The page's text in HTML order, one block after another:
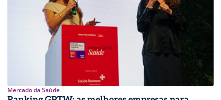
Mercado da Saúde